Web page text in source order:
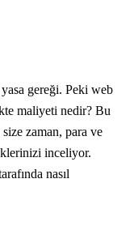
gereği. Peki web
maliyeti nedir? Bu
zaman, para ve
inceliyor.
nasıl